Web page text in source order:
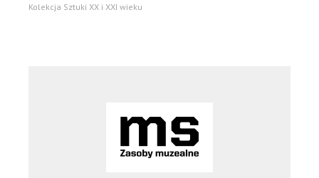
Kolekcja Sztuki XX i XXI wieku